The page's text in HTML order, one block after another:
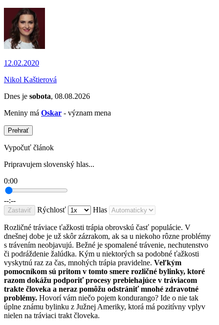
12.02.2020
Nikol Kaštierová
Dnes je sobota, 08.08.2026
Meniny má Oskar - význam mena
Prehrať
Vypočuť článok
Pripravujem slovenský hlas...
0:00
--:--
Zastaviť Rýchlosť Hlas
Rozličné tráviace ťažkosti trápia obrovskú časť populácie. V
dnešnej dobe je už skôr zázrakom, ak sa u niekoho rôzne problémy
s trávením neobjavujú. Bežné je spomalené trávenie, nechutenstvo
či podráždenie žalúdka. Kým u niektorých sa podobné ťažkosti
vyskytnú raz za čas, mnohých trápia pravidelne. Veľkým
pomocníkom sú pritom v tomto smere rozličné bylinky, ktoré
razom dokážu podporiť procesy prebiehajúce v tráviacom
trakte človeka a neraz pomôžu odstrániť mnohé zdravotné
problémy. Hovorí vám niečo pojem kondurango? Ide o nie tak
úplne známu bylinku z Južnej Ameriky, ktorá má pozitívny vplyv
nielen na tráviaci trakt človeka.